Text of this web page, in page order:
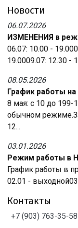
Новости
06.07.2026
ИЗМЕНЕНИЯ в
06.07: 10.00 -
19.0009.07: 12.30 -
08.05.2026
График работы на
8 мая: с 10 до 199-
обычном
12...
03.01.2026
Режим работы в
График работы в
02.01 -
Контакты
+7 (903) 763-35-58